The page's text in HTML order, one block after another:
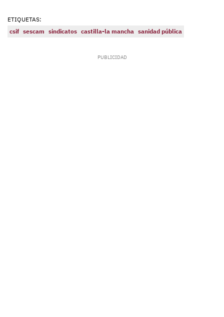
ETIQUETAS:
csif sescam sindicatos castilla-la mancha sanidad pública